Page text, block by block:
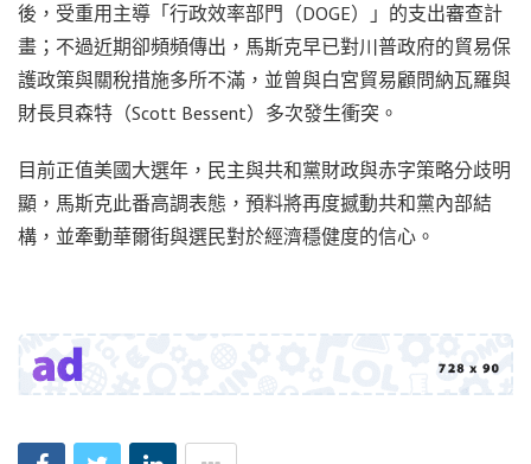
後，受重用主導「行政效率部門（DOGE）」的支出審查計
畫；不過近期卻頻頻傳出，馬斯克早已對川普政府的貿易保
護政策與關稅措施多所不滿，並曾與白宮貿易顧問納瓦羅與
財長貝森特（Scott Bessent）多次發生衝突。
目前正值美國大選年，民主與共和黨財政與赤字策略分歧明
顯，馬斯克此番高調表態，預料將再度撼動共和黨內部結
構，並牽動華爾街與選民對於經濟穩健度的信心。